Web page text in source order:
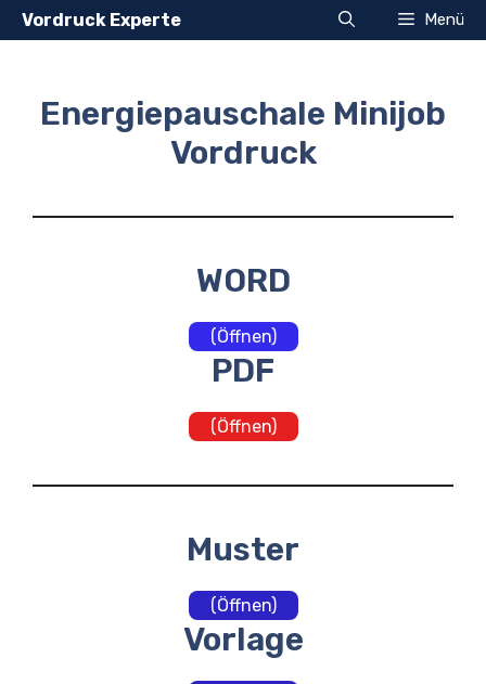
Zum
Inhalt
Vordruck Experte Menü
Energiepauschale Minijob
Vordruck
WORD
(Öffnen)
PDF
(Öffnen)
Muster
(Öffnen)
Vorlage